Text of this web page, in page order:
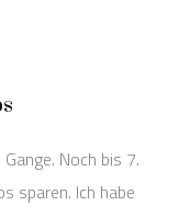
Noch bis 7.
sparen. Ich habe